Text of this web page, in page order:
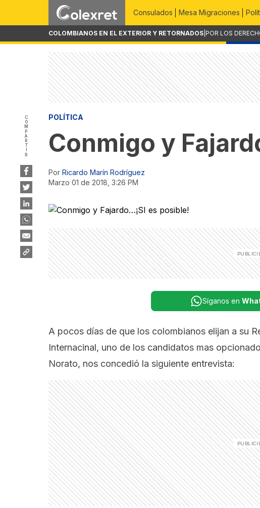
Consulados Mesa Migraciones
COLOMBIANOS EN EL EXTERIOR Y RETORNADOS POR LOS
COMPARTIR POLÍTICA
Conmigo y
Por Ricardo Marín Rodríguez
marzo 01 de 2018, 3:26 PM
Síganos en
A pocos días de que los colombianos elijan a su
Internacinal, uno de los candidatos mas
Norato, nos concedió la siguiente entrevista: